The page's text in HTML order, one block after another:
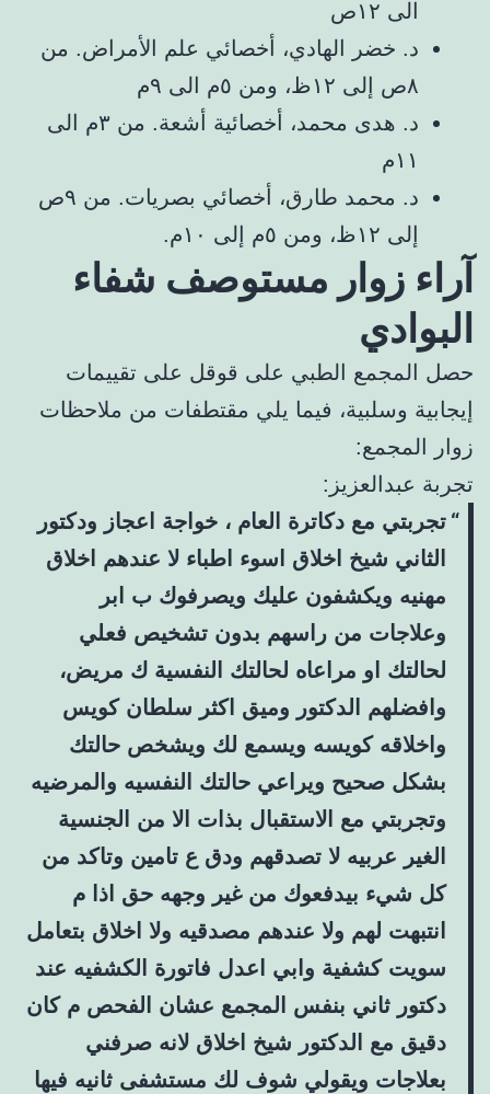
الى ١٢ص
د. خضر الهادي، أخصائي علم الأمراض. من
٨ص إلى ١٢ظ، ومن ٥م الى ٩م
د. هدى محمد، أخصائية أشعة. من ٣م الى
١١م
د. محمد طارق، أخصائي بصريات. من ٩ص
إلى ١٢ظ، ومن ٥م إلى ١٠م.
آراء زوار مستوصف شفاء
البوادي
حصل المجمع الطبي على قوقل على تقييمات
إيجابية وسلبية، فيما يلي مقتطفات من ملاحظات
زوار المجمع:
تجربة عبدالعزيز:
تجربتي مع دكاترة العام ، خواجة اعجاز ودكتور
الثاني شيخ اخلاق اسوء اطباء لا عندهم اخلاق
مهنيه ويكشفون عليك ويصرفوك ب ابر
وعلاجات من راسهم بدون تشخيص فعلي
لحالتك او مراعاه لحالتك النفسية ك مريض،
وافضلهم الدكتور وميق اكثر سلطان كويس
واخلاقه كويسه ويسمع لك ويشخص حالتك
بشكل صحيح ويراعي حالتك النفسيه والمرضيه
وتجربتي مع الاستقبال بذات الا من الجنسية
الغير عربيه لا تصدقهم ودق ع تامين وتاكد من
كل شيء بيدفعوك من غير وجهه حق اذا م
انتبهت لهم ولا عندهم مصدقيه ولا اخلاق بتعامل
سويت كشفية وابي اعدل فاتورة الكشفيه عند
دكتور ثاني بنفس المجمع عشان الفحص م كان
دقيق مع الدكتور شيخ اخلاق لانه صرفني
بعلاجات ويقولي شوف لك مستشفى ثانيه فيها